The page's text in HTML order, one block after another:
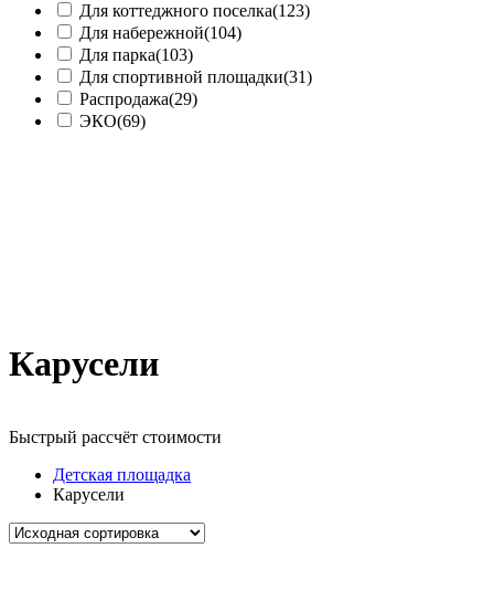
Для коттеджного поселка(123)
Для набережной(104)
Для парка(103)
Для спортивной площадки(31)
Распродажа(29)
ЭКО(69)
Карусели
Быстрый рассчёт стоимости
Детская площадка
Карусели